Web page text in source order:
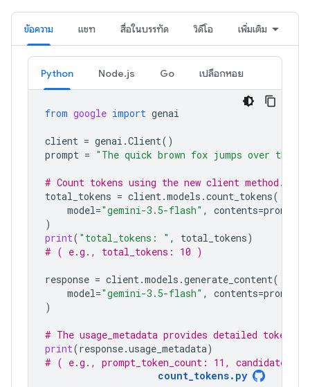
ข้อความ แชท สื่อในบรรทัด วิดีโอ เพิ่มเติม
Python Node.js Go เปลือกหอย
from google import genai
client = genai .Client()
prompt = "The quick brown fox jumps over the
# Count tokens using the new client method.
total_tokens = client.models .count_tokens(
model="gemini-3.5-flash" , contents=prompt
)
print( "total_tokens: " , total_tokens)
# ( e.g., total_tokens: 10 )
response = client.models .generate_content(
model="gemini-3.5-flash" , contents=prompt
)
# The usage_metadata provides detailed token
print(response.usage_metadata)
# ( e.g., prompt_token_count: 11,
count_tokens.py